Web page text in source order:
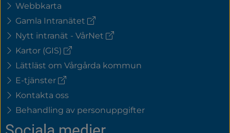
Webbkarta
Gamla Intranätet (extern
länk)
Nytt intranät - VårNet (extern
Kartor (GIS) (extern
länk)
Lättläst om Vårgårda kommun
E-tjänster (extern
Kontakta oss
Behandling av personuppgifter